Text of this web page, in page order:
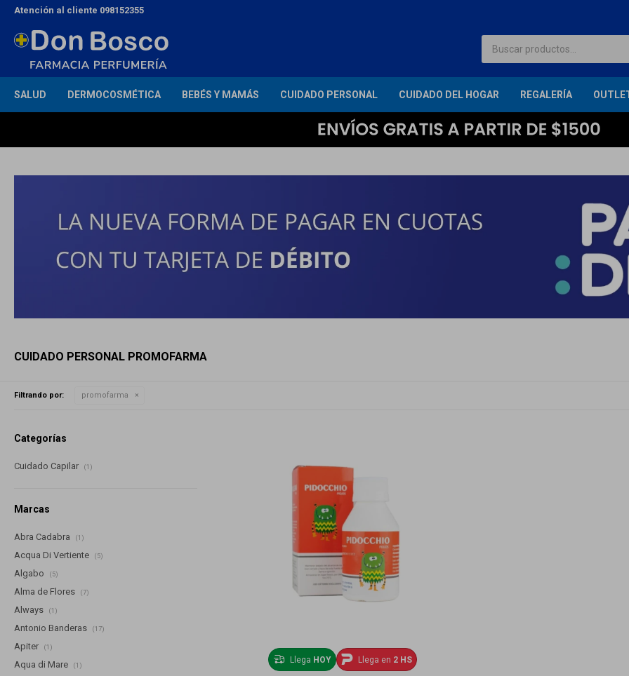
SALUD DERMOCOSMÉTICA BEBÉS Y MAMÁS CUIDADO PERSONAL CUIDADO DEL HOGAR REGALERÍA
Atención al cliente 098152355
CUIDADO PERSONAL PROMOFARMA
Filtrando por: promofarma
Llega HOY Llega en 2 HS
Categorías
Cuidado Capilar (1)
Marcas
Abra Cadabra (1)
Acqua Di Vertiente (5)
Algabo (5)
Alma de Flores (7)
Always (1)
Antonio Banderas (17)
Apiter (1)
Aqua di Mare (1)